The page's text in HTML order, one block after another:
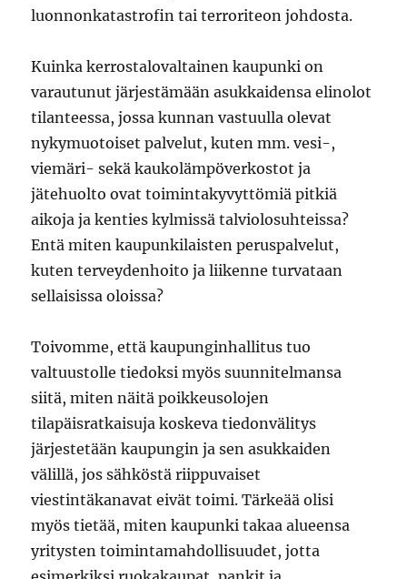
luonnonkatastrofin tai terroriteon johdosta.
Kuinka kerrostalovaltainen kaupunki on
varautunut järjestämään asukkaidensa elinolot
tilanteessa, jossa kunnan vastuulla olevat
nykymuotoiset palvelut, kuten mm. vesi-,
viemäri- sekä kaukolämpöverkostot ja
jätehuolto ovat toimintakyvyttömiä pitkiä
aikoja ja kenties kylmissä talviolosuhteissa?
Entä miten kaupunkilaisten peruspalvelut,
kuten terveydenhoito ja liikenne turvataan
sellaisissa oloissa?
Toivomme, että kaupunginhallitus tuo
valtuustolle tiedoksi myös suunnitelmansa
siitä, miten näitä poikkeusolojen
tilapäisratkaisuja koskeva tiedonvälitys
järjestetään kaupungin ja sen asukkaiden
välillä, jos sähköstä riippuvaiset
viestintäkanavat eivät toimi. Tärkeää olisi
myös tietää, miten kaupunki takaa alueensa
yritysten toimintamahdollisuudet, jotta